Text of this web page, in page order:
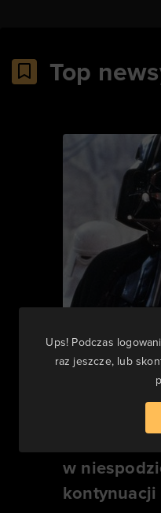
Top
Po paru
w
kontynuacji
Ups! Podczas
raz jeszcze, lub